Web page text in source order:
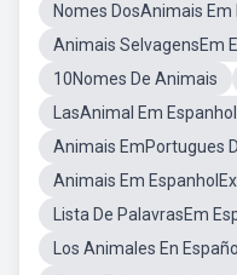
Nomes DosAnimais Em
Animais SelvagensEm
10Nomes De Animais
LasAnimal Em Espanhol
Animais EmPortugues
Animais Em
Lista De PalavrasEm
Los Animales En Español